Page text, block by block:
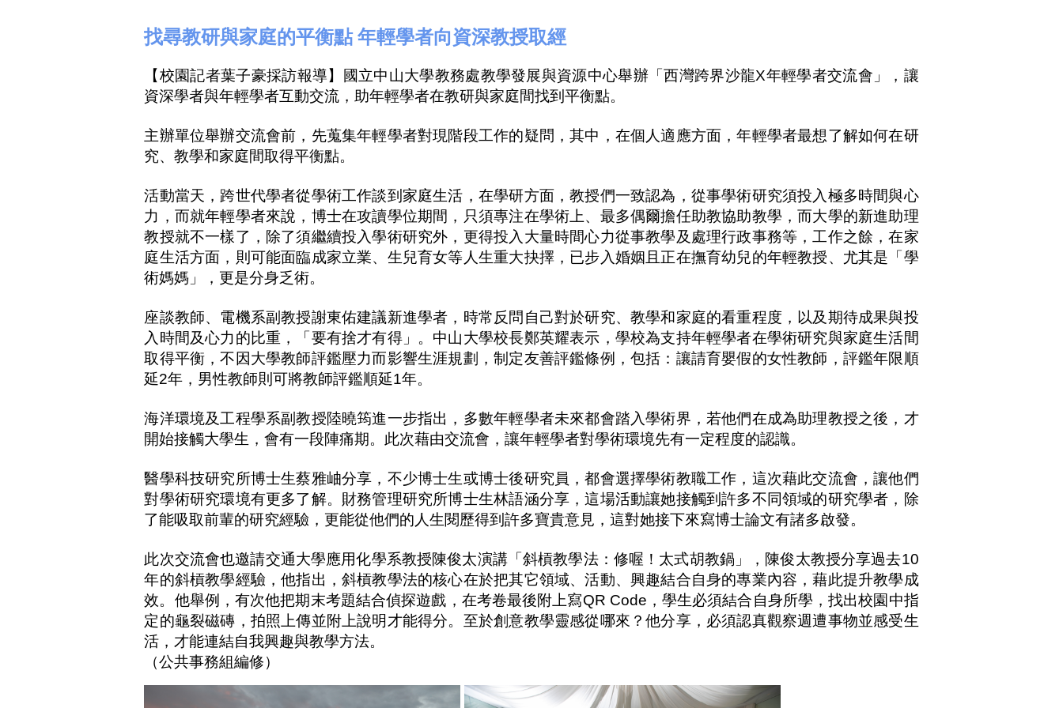
找尋教研與家庭的平衡點 年輕學者向資深教授取經
【校園記者葉子豪採訪報導】國立中山大學教務處教學發展與資源中心舉辦「西灣跨界沙龍X年輕學者交流會」，讓
資深學者與年輕學者互動交流，助年輕學者在教研與家庭間找到平衡點。
主辦單位舉辦交流會前，先蒐集年輕學者對現階段工作的疑問，其中，在個人適應方面，年輕學者最想了解如何在研
究、教學和家庭間取得平衡點。
活動當天，跨世代學者從學術工作談到家庭生活，在學研方面，教授們一致認為，從事學術研究須投入極多時間與心
力，而就年輕學者來說，博士在攻讀學位期間，只須專注在學術上、最多偶爾擔任助教協助教學，而大學的新進助理
教授就不一樣了，除了須繼續投入學術研究外，更得投入大量時間心力從事教學及處理行政事務等，工作之餘，在家
庭生活方面，則可能面臨成家立業、生兒育女等人生重大抉擇，已步入婚姻且正在撫育幼兒的年輕教授、尤其是「學
術媽媽」，更是分身乏術。
座談教師、電機系副教授謝東佑建議新進學者，時常反問自己對於研究、教學和家庭的看重程度，以及期待成果與投
入時間及心力的比重，「要有捨才有得」。中山大學校長鄭英耀表示，學校為支持年輕學者在學術研究與家庭生活間
取得平衡，不因大學教師評鑑壓力而影響生涯規劃，制定友善評鑑條例，包括：讓請育嬰假的女性教師，評鑑年限順
延2年，男性教師則可將教師評鑑順延1年。
海洋環境及工程學系副教授陸曉筠進一步指出，多數年輕學者未來都會踏入學術界，若他們在成為助理教授之後，才
開始接觸大學生，會有一段陣痛期。此次藉由交流會，讓年輕學者對學術環境先有一定程度的認識。
醫學科技研究所博士生蔡雅岫分享，不少博士生或博士後研究員，都會選擇學術教職工作，這次藉此交流會，讓他們
對學術研究環境有更多了解。財務管理研究所博士生林語涵分享，這場活動讓她接觸到許多不同領域的研究學者，除
了能吸取前輩的研究經驗，更能從他們的人生閱歷得到許多寶貴意見，這對她接下來寫博士論文有諸多啟發。
此次交流會也邀請交通大學應用化學系教授陳俊太演講「斜槓教學法：修喔！太式胡教鍋」，陳俊太教授分享過去10
年的斜槓教學經驗，他指出，斜槓教學法的核心在於把其它領域、活動、興趣結合自身的專業內容，藉此提升教學成
效。他舉例，有次他把期末考題結合偵探遊戲，在考卷最後附上寫QR Code，學生必須結合自身所學，找出校園中指
定的龜裂磁磚，拍照上傳並附上說明才能得分。至於創意教學靈感從哪來？他分享，必須認真觀察週遭事物並感受生
活，才能連結自我興趣與教學方法。
（公共事務組編修）